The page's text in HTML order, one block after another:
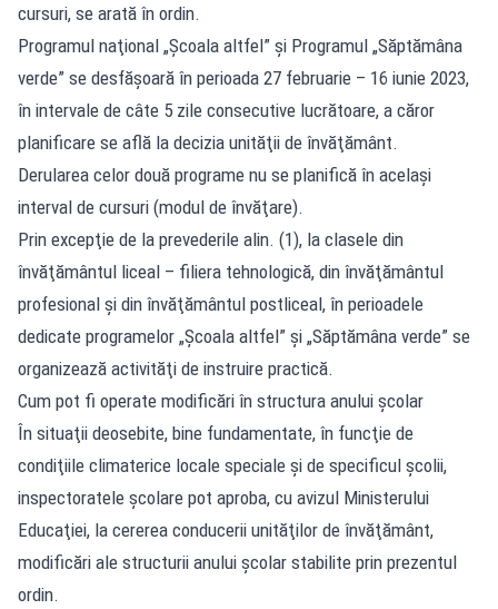
cursuri, se arată în ordin.
Programul naţional „Şcoala altfel” şi Programul „Săptămâna
verde” se desfăşoară în perioada 27 februarie – 16 iunie 2023,
în intervale de câte 5 zile consecutive lucrătoare, a căror
planificare se află la decizia unităţii de învăţământ.
Derularea celor două programe nu se planifică în acelaşi
interval de cursuri (modul de învăţare).
Prin excepţie de la prevederile alin. (1), la clasele din
învăţământul liceal – filiera tehnologică, din învăţământul
profesional şi din învăţământul postliceal, în perioadele
dedicate programelor „Şcoala altfel” şi „Săptămâna verde” se
organizează activităţi de instruire practică.
Cum pot fi operate modificări în structura anului școlar
În situaţii deosebite, bine fundamentate, în funcţie de
condiţiile climaterice locale speciale şi de specificul şcolii,
inspectoratele şcolare pot aproba, cu avizul Ministerului
Educaţiei, la cererea conducerii unităţilor de învăţământ,
modificări ale structurii anului şcolar stabilite prin prezentul
ordin.